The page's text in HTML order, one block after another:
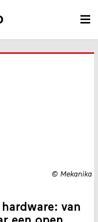
© Mekanika
van